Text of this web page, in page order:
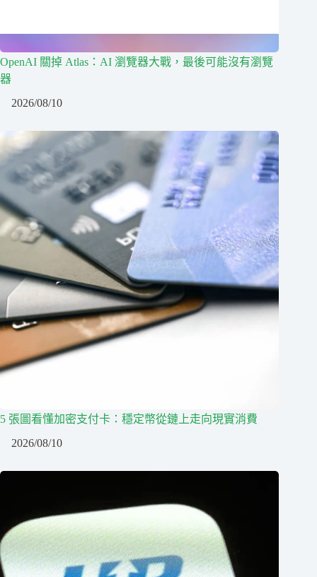
OpenAI 關掉 Atlas：AI 瀏覽器大戰，最後可能沒有瀏覽
器
2026/08/10
5 張圖看懂加密支付卡：穩定幣從鏈上走向現實消費
2026/08/10